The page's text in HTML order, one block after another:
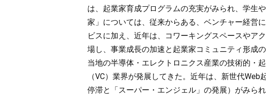
は、起業家育成プログラムの充実がみられ、学生
家」については、従来からある、ベンチャー経営
ビスに加え、近年は、コワーキングスペースやア
場し、事業成長の加速と起業家コミュニティ形成
当地の半導体・エレクトロニクス産業の技術的・
（VC）業界が発展してきた。近年は、新世代
停滞と「スーパー・エンジェル」の発展）がみら